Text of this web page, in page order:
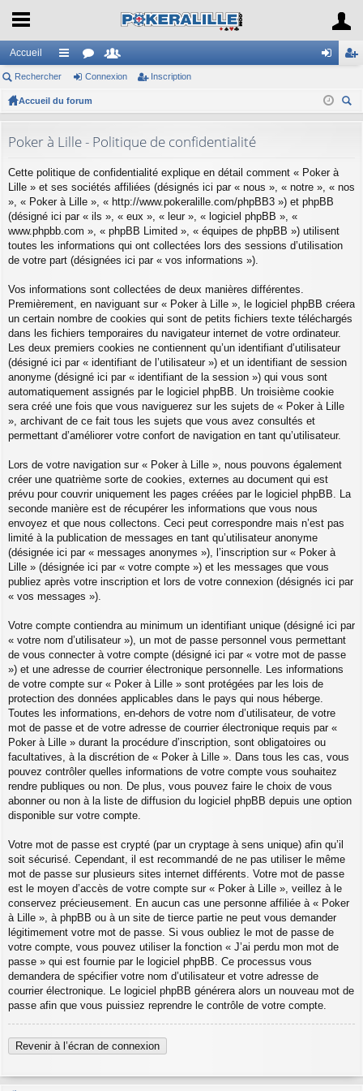
Accueil
ac
co
ci
s
or
u
e
es
ne cri
Rechercher Connexion Inscription
Accueil du forum
Poker à Lille - Politique de confidentialité
Cette politique de confidentialité explique en détail comment « Poker à
Lille » et ses sociétés affiliées (désignés ici par « nous », « notre », « nos
», « Poker à Lille », « http://www.pokeralille.com/phpBB3 ») et phpBB
(désigné ici par « ils », « eux », « leur », « logiciel phpBB », «
www.phpbb.com », « phpBB Limited », « équipes de phpBB ») utilisent
toutes les informations qui ont collectées lors des sessions d’utilisation
de votre part (désignées ici par « vos informations »).
Vos informations sont collectées de deux manières différentes.
Premièrement, en naviguant sur « Poker à Lille », le logiciel phpBB créera
un certain nombre de cookies qui sont de petits fichiers texte téléchargés
dans les fichiers temporaires du navigateur internet de votre ordinateur.
Les deux premiers cookies ne contiennent qu’un identifiant d’utilisateur
(désigné ici par « identifiant de l’utilisateur ») et un identifiant de session
anonyme (désigné ici par « identifiant de la session ») qui vous sont
automatiquement assignés par le logiciel phpBB. Un troisième cookie
sera créé une fois que vous naviguerez sur les sujets de « Poker à Lille
», archivant de ce fait tous les sujets que vous avez consultés et
permettant d’améliorer votre confort de navigation en tant qu’utilisateur.
Lors de votre navigation sur « Poker à Lille », nous pouvons également
créer une quatrième sorte de cookies, externes au document qui est
prévu pour couvrir uniquement les pages créées par le logiciel phpBB. La
seconde manière est de récupérer les informations que vous nous
envoyez et que nous collectons. Ceci peut correspondre mais n’est pas
limité à la publication de messages en tant qu’utilisateur anonyme
(désignée ici par « messages anonymes »), l’inscription sur « Poker à
Lille » (désignée ici par « votre compte ») et les messages que vous
publiez après votre inscription et lors de votre connexion (désignés ici par
« vos messages »).
Votre compte contiendra au minimum un identifiant unique (désigné ici par
« votre nom d’utilisateur »), un mot de passe personnel vous permettant
de vous connecter à votre compte (désigné ici par « votre mot de passe
») et une adresse de courrier électronique personnelle. Les informations
de votre compte sur « Poker à Lille » sont protégées par les lois de
protection des données applicables dans le pays qui nous héberge.
Toutes les informations, en-dehors de votre nom d’utilisateur, de votre
mot de passe et de votre adresse de courrier électronique requis par «
Poker à Lille » durant la procédure d’inscription, sont obligatoires ou
facultatives, à la discrétion de « Poker à Lille ». Dans tous les cas, vous
pouvez contrôler quelles informations de votre compte vous souhaitez
rendre publiques ou non. De plus, vous pouvez faire le choix de vous
abonner ou non à la liste de diffusion du logiciel phpBB depuis une option
disponible sur votre compte.
Votre mot de passe est crypté (par un cryptage à sens unique) afin qu’il
soit sécurisé. Cependant, il est recommandé de ne pas utiliser le même
mot de passe sur plusieurs sites internet différents. Votre mot de passe
est le moyen d’accès de votre compte sur « Poker à Lille », veillez à le
conservez précieusement. En aucun cas une personne affiliée à « Poker
à Lille », à phpBB ou à un site de tierce partie ne peut vous demander
légitimement votre mot de passe. Si vous oubliez le mot de passe de
votre compte, vous pouvez utiliser la fonction « J’ai perdu mon mot de
passe » qui est fournie par le logiciel phpBB. Ce processus vous
demandera de spécifier votre nom d’utilisateur et votre adresse de
courrier électronique. Le logiciel phpBB générera alors un nouveau mot de
passe afin que vous puissiez reprendre le contrôle de votre compte.
Revenir à l’écran de connexion